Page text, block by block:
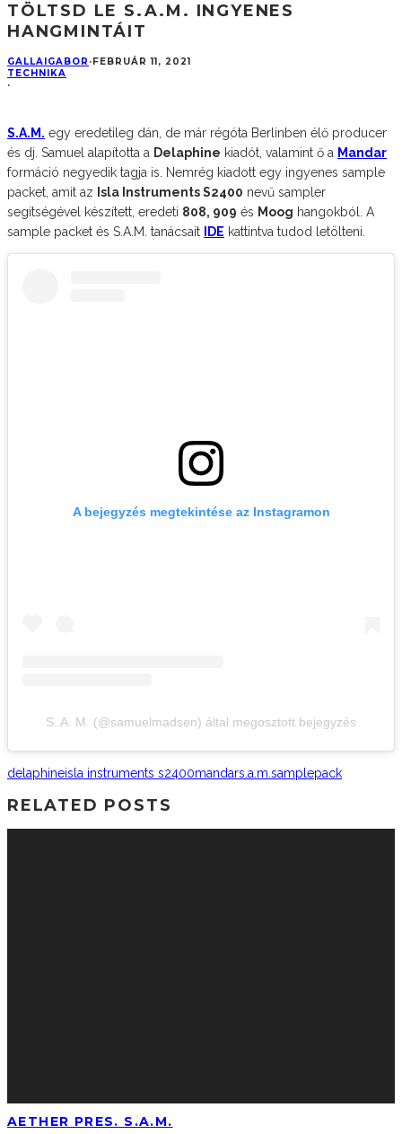
TÖLTSD LE S.A.M. INGYENES
HANGMINTÁIT
GALLAIGABOR · FEBRUÁR 11, 2021
TECHNIKA
·
S.A.M. egy eredetileg dán, de már régóta Berlinben élő producer
és dj. Samuel alapította a Delaphine kiadót, valamint ő a Mandar
formáció negyedik tagja is. Nemrég kiadott egy ingyenes sample
packet, amit az Isla Instruments S2400 nevű sampler
segítségével készített, eredeti 808, 909 és Moog hangokból. A
sample packet és S.A.M. tanácsait
IDE kattintva tudod letölteni.
A bejegyzés megtekintése az Instagramon
S. A. M. (@samuelmadsen) által megosztott bejegyzés
delaphineisla instruments s2400mandars.a.m. samplepack
RELATED POSTS
AETHER PRES. S.A.M.